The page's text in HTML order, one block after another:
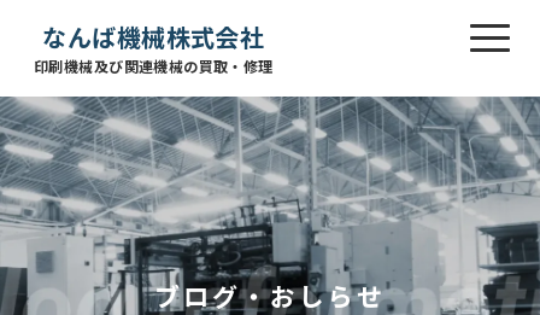
なんば機械株式会社
印刷機械及び関連機械の買取・修理
ブログ・おしらせ